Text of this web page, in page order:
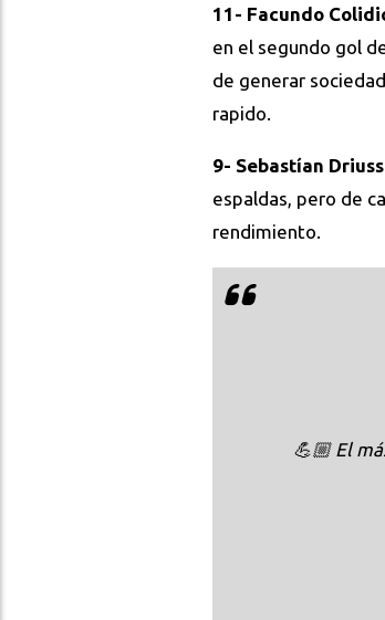
11- Facundo
en el segundo gol
de generar
rapido.
9- Sebastían
espaldas, pero de
rendimiento.
💪🏼 El